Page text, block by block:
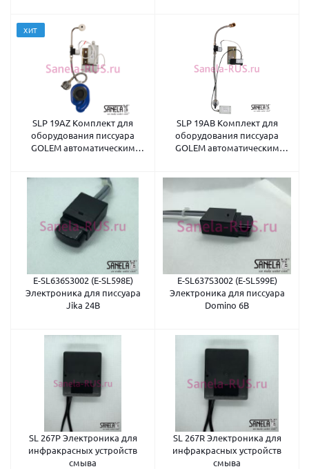
ХИТ
SLP 19AZ Комплект для
оборудования писсуара
GOLEM автоматическим
SLP 19AB Комплект для
оборудования писсуара
GOLEM автоматическим
E-SL636S3002 (E-SL598E)
Электроника для писсуара
Jika 24В
E-SL637S3002 (E-SL599E)
Электроника для писсуара
Domino 6В
SL 267P Электроника для
инфракрасных устройств
смыва
SL 267R Электроника для
инфракрасных устройств
смыва